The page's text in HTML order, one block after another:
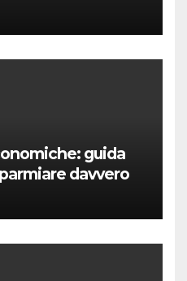
guida
davvero